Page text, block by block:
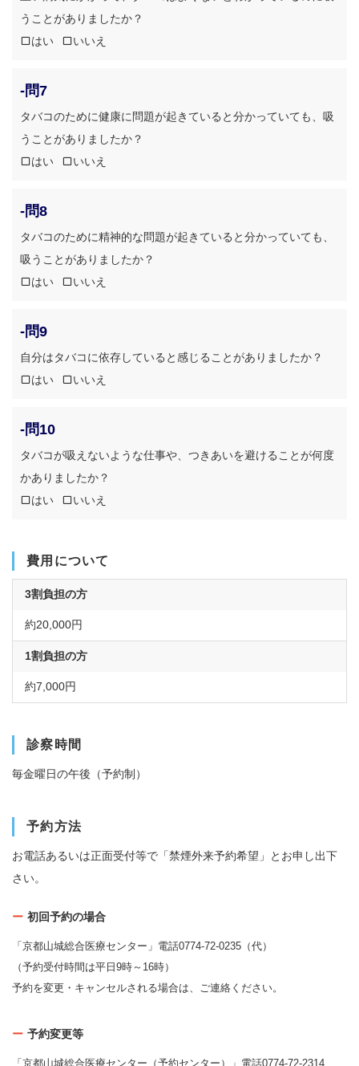
うことがありましたか？
はい
いいえ
-問7
タバコのために健康に問題が起きていると分かっていても、吸
うことがありましたか？
はい
いいえ
-問8
タバコのために精神的な問題が起きていると分かっていても、
吸うことがありましたか？
はい
いいえ
-問9
自分はタバコに依存していると感じることがありましたか？
はい
いいえ
-問10
タバコが吸えないような仕事や、つきあいを避けることが何度
かありましたか？
はい
いいえ
費用について
3割負担の方
約20,000円
1割負担の方
約7,000円
診察時間
毎金曜日の午後（予約制）
予約方法
お電話あるいは正面受付等で「禁煙外来予約希望」とお申し出下
さい。
初回予約の場合
「京都山城総合医療センター」電話0774-72-0235（代）
（予約受付時間は平日9時～16時）
予約を変更・キャンセルされる場合は、ご連絡ください。
予約変更等
「京都山城総合医療センター（予約センター）」電話0774-72-2314